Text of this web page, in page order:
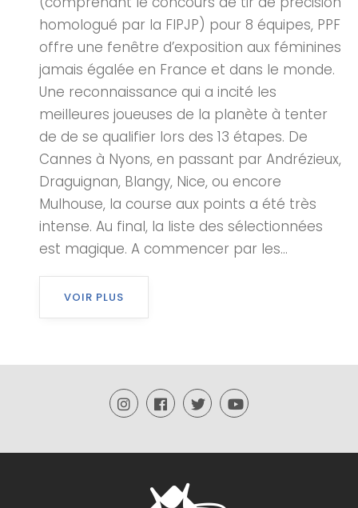
homologué par la FIPJP) pour 8 équipes, PPF
offre une fenêtre d’exposition aux féminines
jamais égalée en France et dans le monde.
Une reconnaissance qui a incité les
meilleures joueuses de la planète à tenter
de de se qualifier lors des 13 étapes. De
Cannes à Nyons, en passant par Andrézieux,
Draguignan, Blangy, Nice, ou encore
Mulhouse, la course aux points a été très
intense. Au final, la liste des sélectionnées
est magique. A commencer par les...
VOIR PLUS